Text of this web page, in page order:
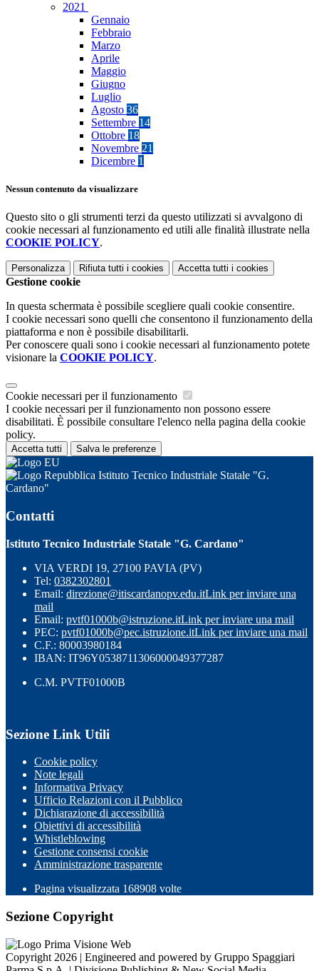
2021
Gennaio
Febbraio
Marzo
Aprile
Maggio
Giugno
Luglio
Agosto 36
Settembre 14
Ottobre 18
Novembre 21
Dicembre 1
Nessun contenuto da visualizzare
Questo sito o gli strumenti terzi da questo utilizzati si avvalgono di
cookie necessari al funzionamento ed utili alle finalità illustrate nella
COOKIE POLICY.
Personalizza Rifiuta tutti i cookies Accetta tutti i cookies
Gestione cookie
In questa schermata è possibile scegliere quali cookie consentire.
I cookie necessari sono quelli che consentono il funzionamento della
piattaforma e non è possibile disabilitarli.
Per conoscere quali sono i cookie necessari al funzionamento potete
visionare la COOKIE POLICY.
Cookie necessari per il funzionamento
I cookie necessari per il funzionamento non possono essere
disabilitati. È possibile consultare l'elenco nella pagina della cookie
policy.
Accetta tutti Salva le preferenze
Istituto Tecnico Industriale Statale "G.
Cardano"
Contatti
Istituto Tecnico Industriale Statale "G. Cardano"
VIA VERDI 19, 27100 PAVIA (PV)
Tel: 0382302801
Email: direzione@itiscardanopv.edu.itLink per inviare una
mail
Email: pvtf01000b@istruzione.itLink per inviare una mail
PEC: pvtf01000b@pec.istruzione.itLink per inviare una mail
C.F.: 80003980184
IBAN: IT96Y0538711306000049377287
C.M. PVTF01000B
Sezione Link Utili
Cookie policy
Note legali
Informativa Privacy
Ufficio Relazioni con il Pubblico
Dichiarazione di accessibilità
Obiettivi di accessibilità
Whistleblowing
Gestione consensi cookie
Amministrazione trasparente
Pagina visualizzata 168908 volte
Sezione Copyright
Copyright 2026 | Engineered and powered by Gruppo Spaggiari